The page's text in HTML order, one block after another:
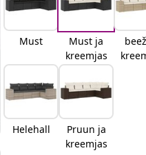
Must
Must ja
kreemjas
Helehall
Pruun ja
kreemjas